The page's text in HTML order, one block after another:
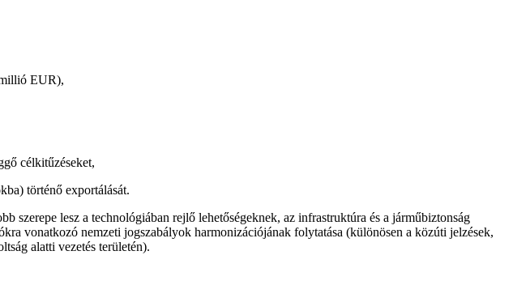
EUR),
célkitűzéseket,
történő exportálását.
szerepe lesz a technológiában rejlő lehetőségeknek, az infrastruktúra és a járműbiztonság
vonatkozó nemzeti jogszabályok harmonizációjának folytatása (különösen a közúti jelzések,
alatti vezetés területén).